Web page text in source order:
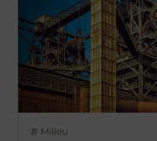
Milieu